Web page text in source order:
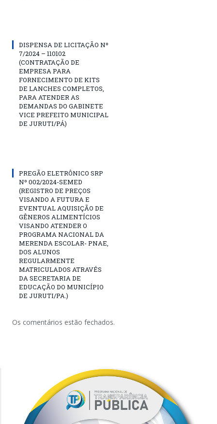
DISPENSA DE LICITAÇÃO Nº
7/2024 – 110102
(CONTRATAÇÃO DE
EMPRESA PARA
FORNECIMENTO DE KITS
DE LANCHES COMPLETOS,
PARA ATENDER AS
DEMANDAS DO GABINETE
VICE PREFEITO MUNICIPAL
DE JURUTI/PÁ)
PREGÃO ELETRÔNICO SRP
Nº 002/2024-SEMED
(REGISTRO DE PREÇOS
VISANDO A FUTURA E
EVENTUAL AQUISIÇÃO DE
GÊNEROS ALIMENTÍCIOS
VISANDO ATENDER O
PROGRAMA NACIONAL DA
MERENDA ESCOLAR- PNAE,
DOS ALUNOS
REGULARMENTE
MATRICULADOS ATRAVÉS
DA SECRETARIA DE
EDUCAÇÃO DO MUNICÍPIO
DE JURUTI/PA.)
Os comentários estão fechados.